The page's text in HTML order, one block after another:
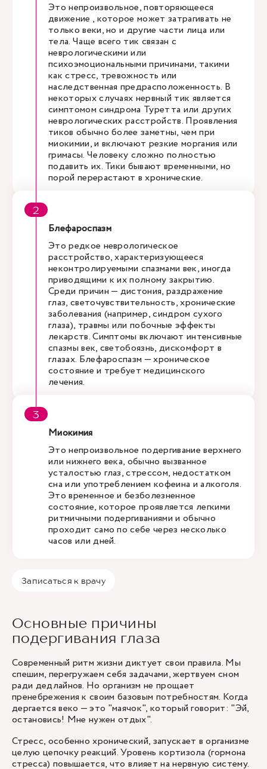
Это непроизвольное, повторяющееся
движение , которое может затрагивать не
только веки, но и другие части лица или
тела. Чаще всего тик связан с
неврологическими или
психоэмоциональными причинами, такими
как стресс, тревожность или
наследственная предрасположенность. В
некоторых случаях нервный тик является
симптомом синдрома Туретта или других
неврологических расстройств. Проявления
тиков обычно более заметны, чем при
миокимии, и включают резкие моргания или
гримасы. Человеку сложно полностью
подавить их. Тики бывают временными, но
порой перерастают в хронические.
Блефароспазм
Это редкое неврологическое
расстройство, характеризующееся
неконтролируемыми спазмами век, иногда
приводящими к их полному закрытию.
Среди причин — дистония, раздражение
глаз, светочувствительность, хронические
заболевания (например, синдром сухого
глаза), травмы или побочные эффекты
лекарств. Симптомы включают интенсивные
спазмы век, светобоязнь, дискомфорт в
глазах. Блефароспазм — хроническое
состояние и требует медицинского
лечения.
Миокимия
Это непроизвольное подергивание верхнего
или нижнего века, обычно вызванное
усталостью глаз, стрессом, недостатком
сна или употреблением кофеина и алкоголя.
Это временное и безболезненное
состояние, которое проявляется легкими
ритмичными подергиваниями и обычно
проходит само по себе через несколько
часов или дней.
Записаться к врачу
Основные причины
подергивания глаза
Современный ритм жизни диктует свои правила. Мы
спешим, перегружаем себя задачами, жертвуем сном
ради дедлайнов. Но организм не прощает
пренебрежения к своим базовым потребностям. Когда
дергается веко — это "маячок", который говорит: "Эй,
остановись! Мне нужен отдых".
Стресс, особенно хронический, запускает в организме
целую цепочку реакций. Уровень кортизола (гормона
стресса) повышается, что влияет на нервную систему.